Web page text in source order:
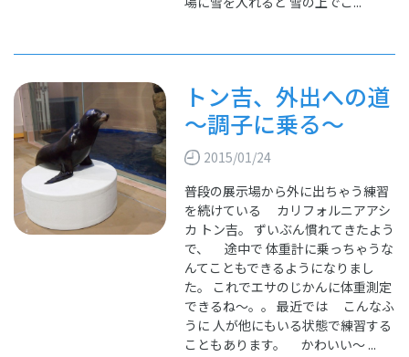
トン吉、外出への道
～調子に乗る～
2015/01/24
普段の展示場から外に出ちゃう練習
を続けている カリフォルニアアシ
カ トン吉。 ずいぶん慣れてきたよう
で、 途中で 体重計に乗っちゃうな
んてこともできるようになりまし
た。 これでエサのじかんに体重測定
できるね～。。 最近では こんなふ
うに 人が他にもいる状態で練習する
こともあります。 かわいい～ ...